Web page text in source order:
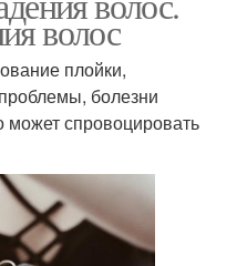
волос
плойки,
болезни
может спровоцировать